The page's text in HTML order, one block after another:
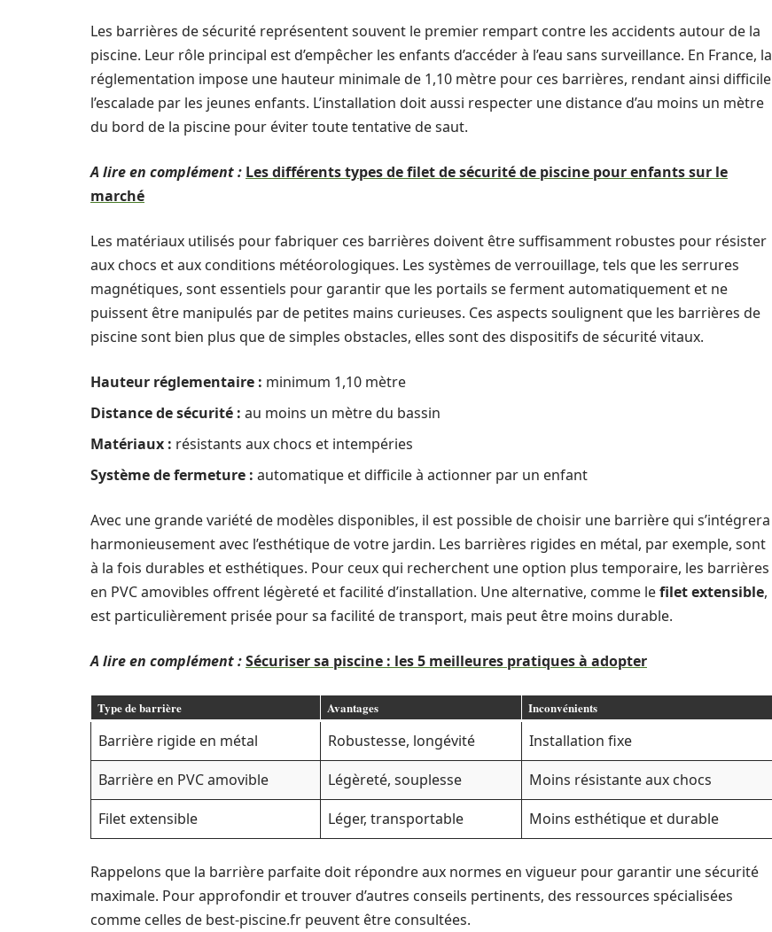
Les barrières de sécurité représentent souvent le premier rempart contre les accidents autour de la
piscine. Leur rôle principal est d’empêcher les enfants d’accéder à l’eau sans surveillance. En France, la
réglementation impose une hauteur minimale de 1,10 mètre pour ces barrières, rendant ainsi difficile
l’escalade par les jeunes enfants. L’installation doit aussi respecter une distance d’au moins un mètre
du bord de la piscine pour éviter toute tentative de saut.
A lire en complément : Les différents types de filet de sécurité de piscine pour enfants sur le
marché
Les matériaux utilisés pour fabriquer ces barrières doivent être suffisamment robustes pour résister
aux chocs et aux conditions météorologiques. Les systèmes de verrouillage, tels que les serrures
magnétiques, sont essentiels pour garantir que les portails se ferment automatiquement et ne
puissent être manipulés par de petites mains curieuses. Ces aspects soulignent que les barrières de
piscine sont bien plus que de simples obstacles, elles sont des dispositifs de sécurité vitaux.
Hauteur réglementaire : minimum 1,10 mètre
Distance de sécurité : au moins un mètre du bassin
Matériaux : résistants aux chocs et intempéries
Système de fermeture : automatique et difficile à actionner par un enfant
Avec une grande variété de modèles disponibles, il est possible de choisir une barrière qui s’intégrera
harmonieusement avec l’esthétique de votre jardin. Les barrières rigides en métal, par exemple, sont
à la fois durables et esthétiques. Pour ceux qui recherchent une option plus temporaire, les barrières
en PVC amovibles offrent légèreté et facilité d’installation. Une alternative, comme lefilet extensible,
est particulièrement prisée pour sa facilité de transport, mais peut être moins durable.
A lire en complément :Sécuriser sa piscine : les 5 meilleures pratiques à adopter
Type de barrière Avantages Inconvénients
Barrière rigide en métal Robustesse, longévité
Installation fixe
Barrière en PVC amovible
Légèreté, souplesse
Moins résistante aux chocs
Filet extensible
Léger, transportable Moins esthétique et durable
Rappelons que la barrière parfaite doit répondre aux normes en vigueur pour garantir une sécurité
maximale. Pour approfondir et trouver d’autres conseils pertinents, des ressources spécialisées
comme celles de best-piscine.fr peuvent être consultées.